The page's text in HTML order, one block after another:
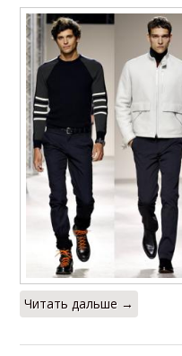
Читать дальше →